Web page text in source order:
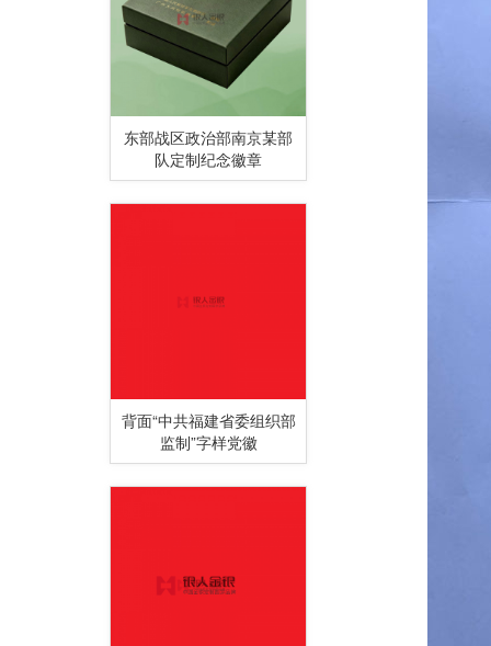
东部战区政治部南京某部
队定制纪念徽章
背面“中共福建省委组织部
监制”字样党徽